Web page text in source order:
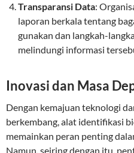
Transparansi Data:
laporan berkala tentang
gunakan dan langkah-
melindungi informasi
Inovasi dan Masa
Dengan kemajuan teknologi
berkembang, alat identifikasi
memainkan peran penting
Namun, seiring dengan itu,